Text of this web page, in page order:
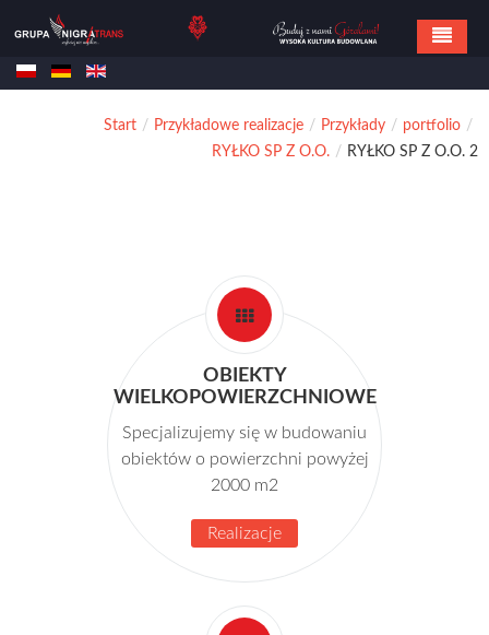
Start / Przykładowe realizacje / Przykłady / portfolio /
RYŁKO SP Z O.O. / RYŁKO SP Z O.O. 2
OBIEKTY
WIELKOPOWIERZCHNIOWE
Specjalizujemy się w budowaniu
obiektów o powierzchni powyżej
2000 m2
Realizacje